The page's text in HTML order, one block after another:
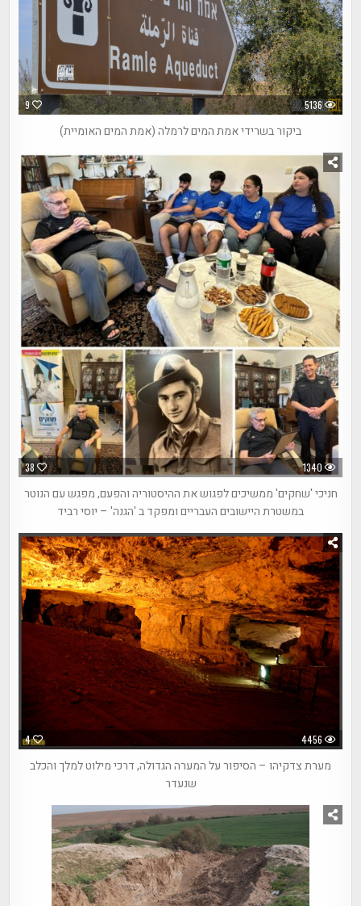
9 5136
ביקור בשרידי אמת המים לרמלה (אמת המים האומיית)
38 1340
חניכי 'שחקים' ממשיכים לפגוש את ההיסטוריה והפעם, מפגש עם הנוטר
במשטרת היישובים העבריים ומפקד ב 'הגנה' – יוסי רביד
4 4456
מערת צדקיהו – הסיפור על המערה הגדולה, דרכי מילוט למלך והכלב
שנעדר